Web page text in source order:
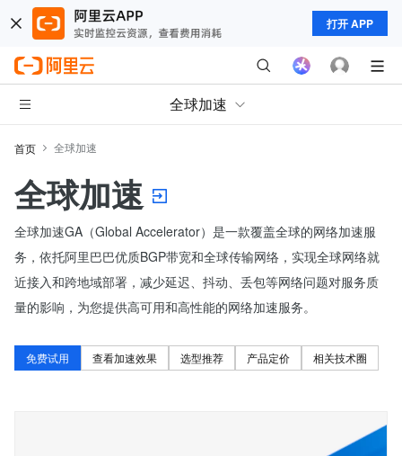
打开 APP
全球加速
首页 全球加速
全球加速
全球加速GA（Global Accelerator）是一款覆盖全球的网络加速服
务，依托阿里巴巴优质BGP带宽和全球传输网络，实现全球网络就
近接入和跨地域部署，减少延迟、抖动、丢包等网络问题对服务质
量的影响，为您提供高可用和高性能的网络加速服务。
免费试用 查看加速效果 选型推荐 产品定价 相关技术圈